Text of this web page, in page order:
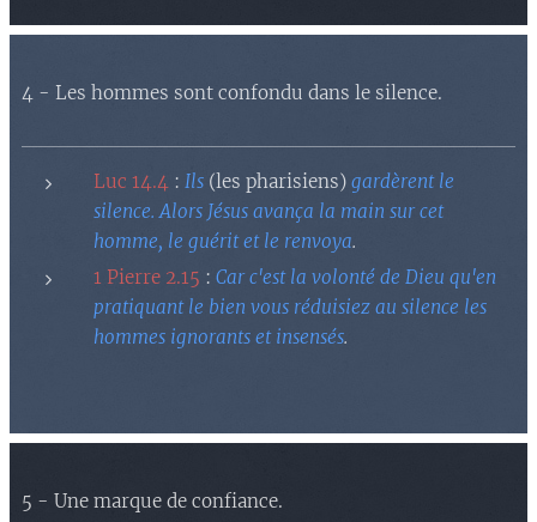
4 - Les hommes sont confondu dans le silence.
Luc 14.4 : Ils (les pharisiens) gardèrent le
silence. Alors Jésus avança la main sur cet
homme, le guérit et le renvoya.
1 Pierre 2.15 : Car c'est la volonté de Dieu qu'en
pratiquant le bien vous réduisiez au silence les
hommes ignorants et insensés.
5 - Une marque de confiance.